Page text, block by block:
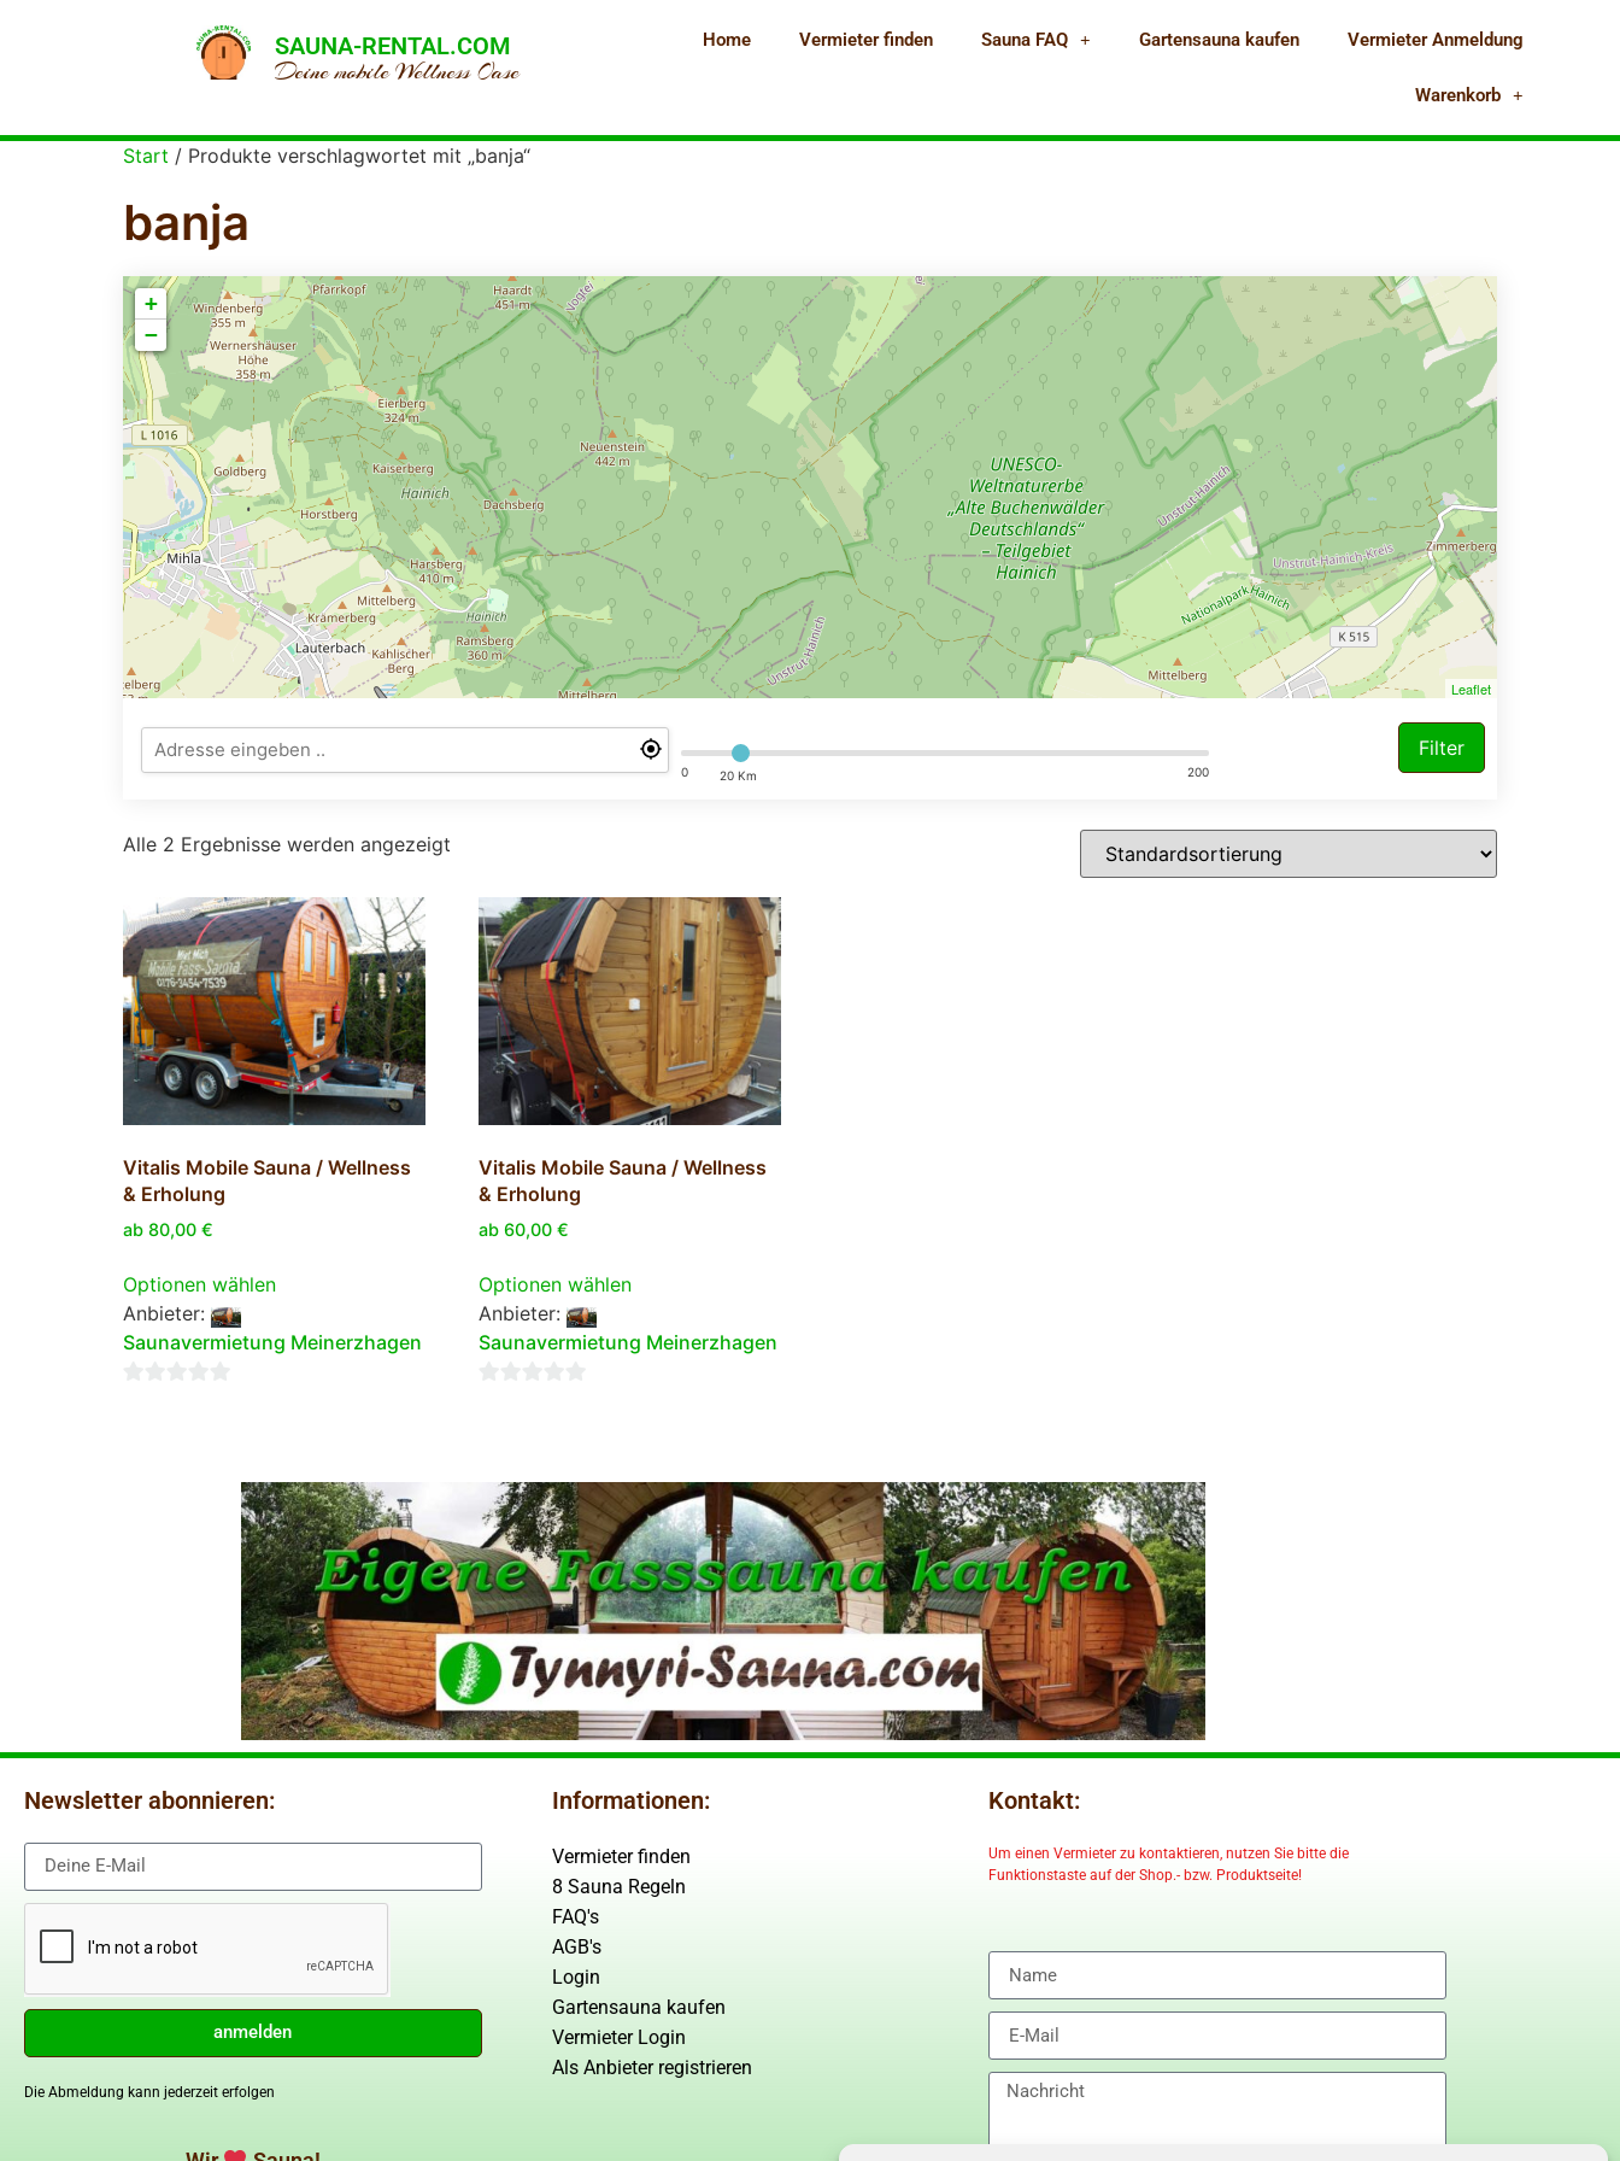
SAUNA-RENTAL.COM
Deine mobile Wellness Oase
Home Vermieter finden Sauna FAQ Gartensauna kaufen Vermieter Anmeldung
Warenkorb
Start / Produkte verschlagwortet mit „banja“
banja
+
−
Leaflet
0 20 Km 200
Filter
Alle 2 Ergebnisse werden angezeigt
Vitalis Mobile Sauna / Wellness
& Erholung
ab 80,00 €
Optionen wählen
Anbieter:
Saunavermietung Meinerzhagen
Vitalis Mobile Sauna / Wellness
& Erholung
ab 60,00 €
Optionen wählen
Anbieter:
Saunavermietung Meinerzhagen
Newsletter abonnieren:
anmelden
Die Abmeldung kann jederzeit erfolgen
Informationen:
Vermieter finden
8 Sauna Regeln
FAQ's
AGB's
Login
Gartensauna kaufen
Vermieter Login
Als Anbieter registrieren
Kontakt:
Um einen Vermieter zu kontaktieren, nutzen Sie bitte die
Funktionstaste auf der Shop.- bzw. Produktseite!